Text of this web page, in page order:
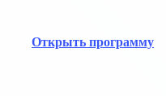
Открыть программу